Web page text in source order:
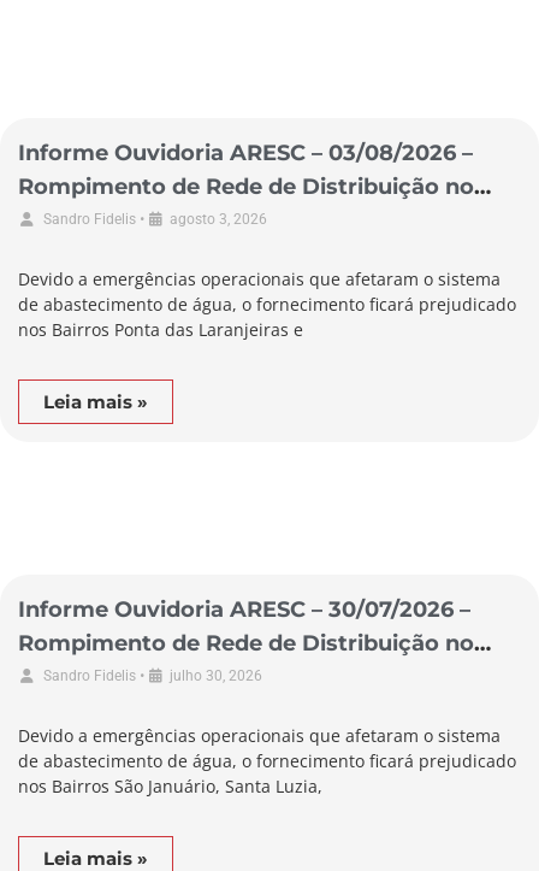
Informe Ouvidoria ARESC – 03/08/2026 –
Rompimento de Rede de Distribuição no
Município de Pescaria Brava
Sandro Fidelis • agosto 3, 2026
Devido a emergências operacionais que afetaram o sistema
de abastecimento de água, o fornecimento ficará prejudicado
nos Bairros Ponta das Laranjeiras e
Leia mais »
Informe Ouvidoria ARESC – 30/07/2026 –
Rompimento de Rede de Distribuição no
Município de Braço do Norte
Sandro Fidelis • julho 30, 2026
Devido a emergências operacionais que afetaram o sistema
de abastecimento de água, o fornecimento ficará prejudicado
nos Bairros São Januário, Santa Luzia,
Leia mais »